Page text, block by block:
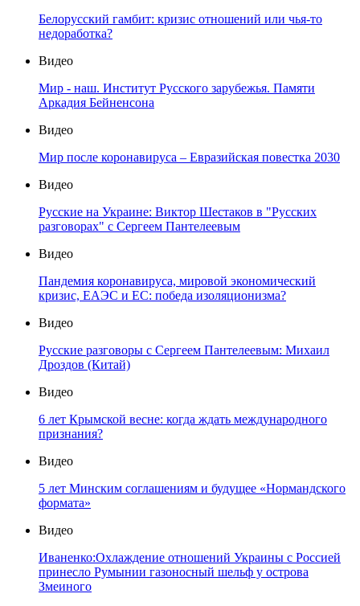
Белорусский гамбит: кризис отношений или чья-то
недоработка?
Видео
Мир - наш. Институт Русского зарубежья. Памяти
Аркадия Бейненсона
Видео
Мир после коронавируса – Евразийская повестка 2030
Видео
Русские на Украине: Виктор Шестаков в "Русских
разговорах" с Сергеем Пантелеевым
Видео
Пандемия коронавируса, мировой экономический
кризис, ЕАЭС и ЕС: победа изоляционизма?
Видео
Русские разговоры с Сергеем Пантелеевым: Михаил
Дроздов (Китай)
Видео
6 лет Крымской весне: когда ждать международного
признания?
Видео
5 лет Минским соглашениям и будущее «Нормандского
формата»
Видео
Иваненко:Охлаждение отношений Украины с Россией
принесло Румынии газоносный шельф у острова
Змеиного